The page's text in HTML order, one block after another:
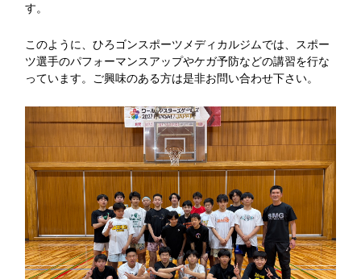
す。
このように、ひろゴンスポーツメディカルジムでは、スポー
ツ選手のパフォーマンスアップやケガ予防などの講習を行な
っています。ご興味のある方は是非お問い合わせ下さい。